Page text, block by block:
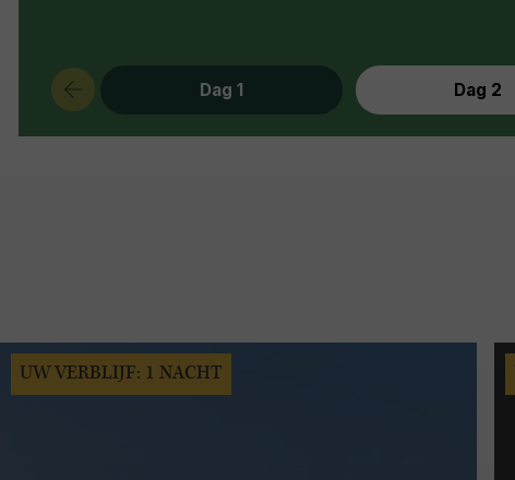
Dag 1 Dag 2
UW VERBLIJF: 1 NACHT